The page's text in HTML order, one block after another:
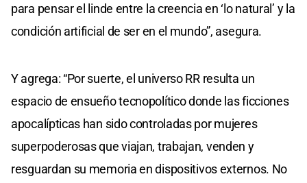
para pensar el linde entre la creencia en ‘lo natural’ y la
condición artificial de ser en el mundo”, asegura.
Y agrega: “Por suerte, el universo RR resulta un
espacio de ensueño tecnopolítico donde las ficciones
apocalípticas han sido controladas por mujeres
superpoderosas que viajan, trabajan, venden y
resguardan su memoria en dispositivos externos. No